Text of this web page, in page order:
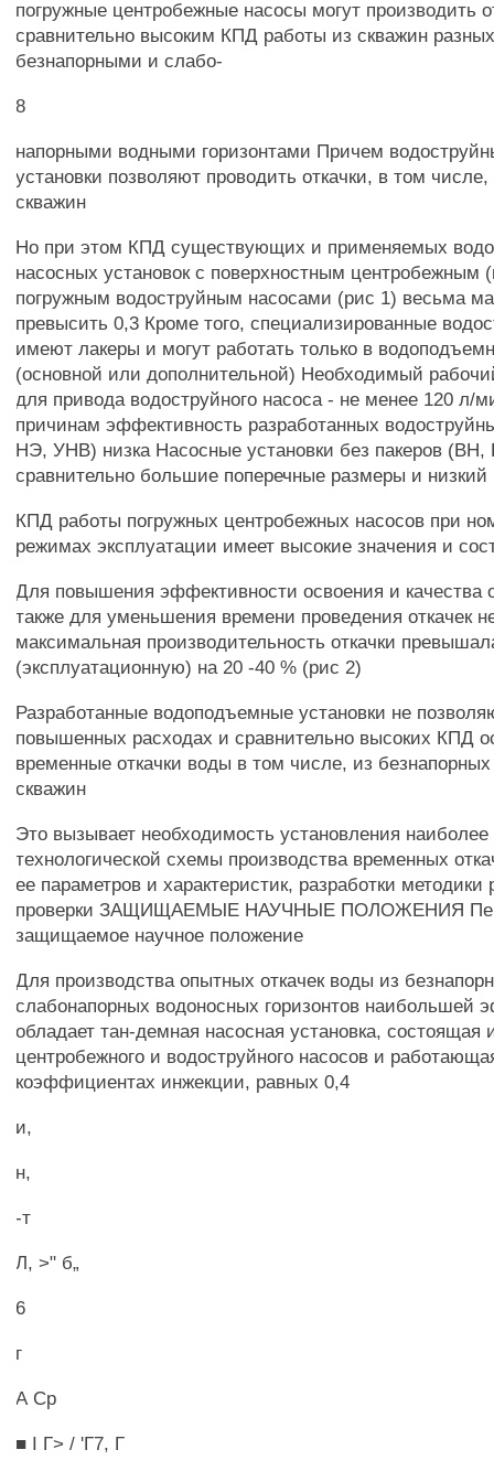
погружные центробежные насосы могут производить
сравнительно высоким КПД работы из скважин
безнапорными и слабо-
8
напорными водными горизонтами Причем
установки позволяют проводить откачки, в том
скважин
Но при этом КПД существующих и применяемых
насосных установок с поверхностным
погружным водоструйным насосами (рис 1) весьма
превысить 0,3 Кроме того, специализированные
имеют лакеры и могут работать только в
(основной или дополнительной) Необходимый
для привода водоструйного насоса - не менее 120 л/
причинам эффективность разработанных
НЭ, УНВ) низка Насосные установки без пакеров
сравнительно большие поперечные размеры и
КПД работы погружных центробежных насосов при
режимах эксплуатации имеет высокие значения и
Для повышения эффективности освоения и качества
также для уменьшения времени проведения откачек
максимальная производительность откачки
(эксплуатационную) на 20 -40 % (рис 2)
Разработанные водоподъемные установки не
повышенных расходах и сравнительно высоких КПД
временные откачки воды в том числе, из
скважин
Это вызывает необходимость установления
технологической схемы производства временных
ее параметров и характеристик, разработки методики
проверки ЗАЩИЩАЕМЫЕ НАУЧНЫЕ ПОЛОЖЕНИЯ
защищаемое научное положение
Для производства опытных откачек воды из
слабонапорных водоносных горизонтов наибольшей
обладает тан-демная насосная установка, состоящая
центробежного и водоструйного насосов и
коэффициентах инжекции, равных 0,4
и,
н,
-т
Л, >" б„
6
г
А Ср
■ I Г> / 'Г7, Г